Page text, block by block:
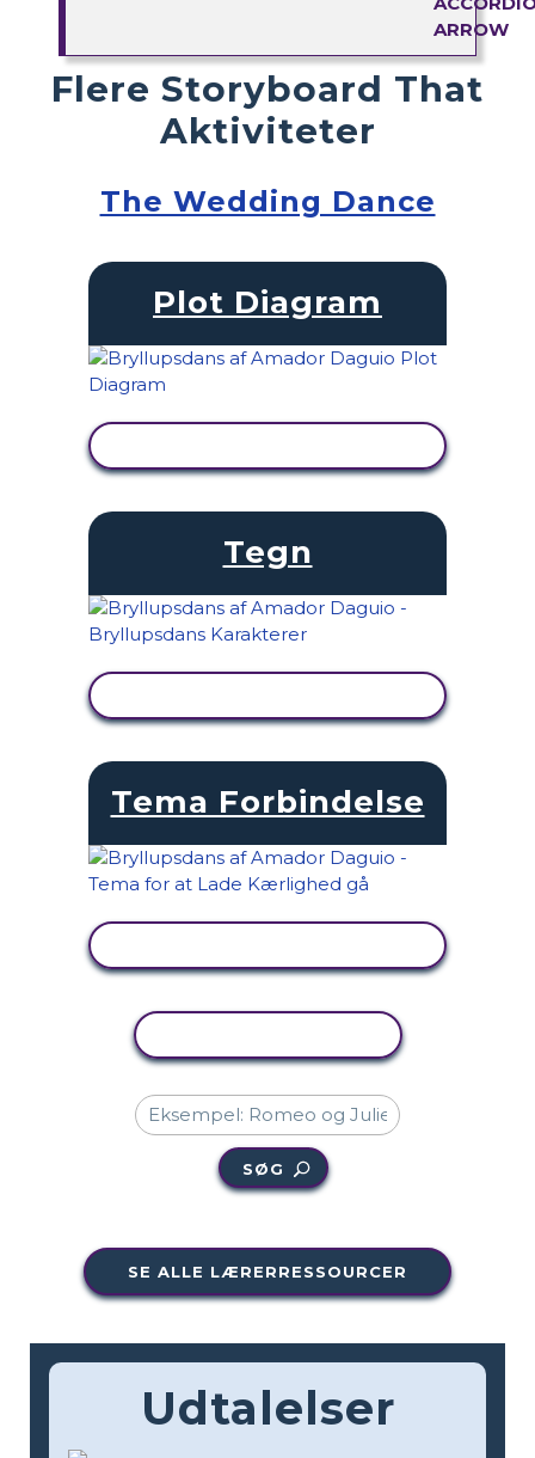
Flere Storyboard That
Aktiviteter
The Wedding Dance
Plot Diagram
Tegn
Tema Forbindelse
SØG
SE ALLE LÆRERRESSOURCER
Udtalelser